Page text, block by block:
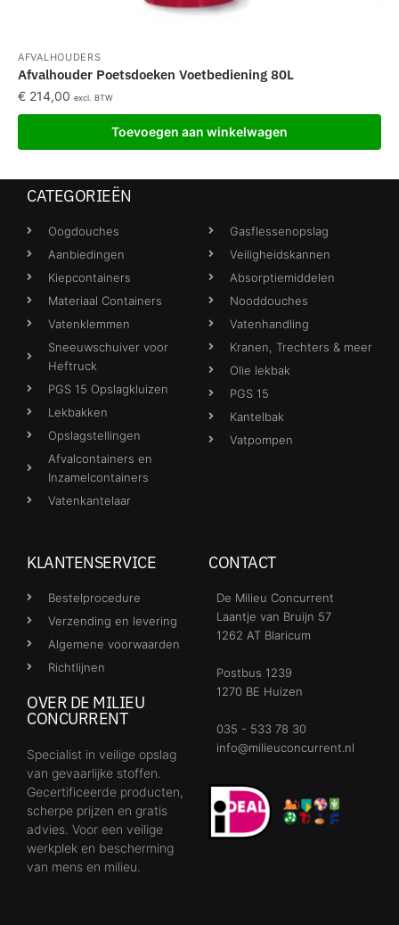
AFVALHOUDERS
Afvalhouder Poetsdoeken Voetbediening 80L
€ 214,00 excl. BTW
Toevoegen aan winkelwagen
CATEGORIEËN
Oogdouches
Aanbiedingen
Kiepcontainers
Materiaal Containers
Vatenklemmen
Sneeuwschuiver voor
Heftruck
PGS 15 Opslagkluizen
Lekbakken
Opslagstellingen
Afvalcontainers en
Inzamelcontainers
Vatenkantelaar
Gasflessenopslag
Veiligheidskannen
Absorptiemiddelen
Nooddouches
Vatenhandling
Kranen, Trechters & meer
Olie lekbak
PGS 15
Kantelbak
Vatpompen
KLANTENSERVICE
Bestelprocedure
Verzending en levering
Algemene voorwaarden
Richtlijnen
OVER DE MILIEU
CONCURRENT
Specialist in veilige opslag
van gevaarlijke stoffen.
Gecertificeerde producten,
scherpe prijzen en gratis
advies. Voor een veilige
werkplek en bescherming
van mens en milieu.
CONTACT
De Milieu Concurrent
Laantje van Bruijn 57
1262 AT Blaricum
Postbus 1239
1270 BE Huizen
035 - 533 78 30
info@milieuconcurrent.nl